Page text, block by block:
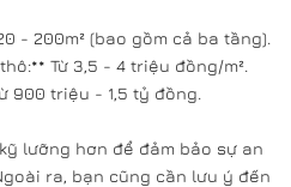
- 200m² (bao gồm cả ba tầng).
Từ 3,5 - 4 triệu đồng/m².
900 triệu - 1,5 tỷ đồng.
lưỡng hơn để đảm bảo sự an
ra, bạn cũng cần lưu ý đến